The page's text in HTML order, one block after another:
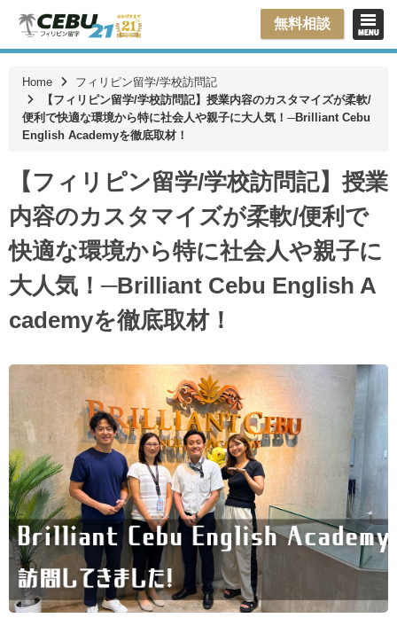
無料相談
Home
フィリピン留学/学校訪問記
【フィリピン留学/学校訪問記】授業内容のカスタマイズが柔軟/
便利で快適な環境から特に社会人や親子に大人気！─Brilliant Cebu
English Academyを徹底取材！
【フィリピン留学/学校訪問記】授業
内容のカスタマイズが柔軟/便利で
快適な環境から特に社会人や親子に
大人気！─Brilliant Cebu English A
cademyを徹底取材！